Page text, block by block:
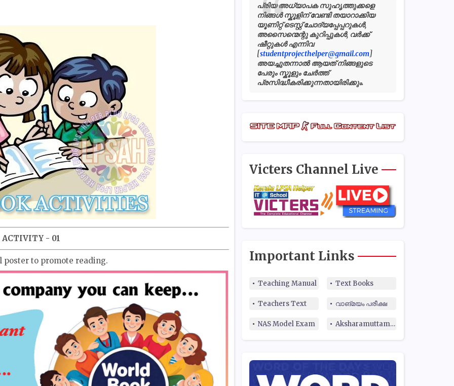
ACTIVITY - 01
to promote reading.
പ്രിയ അധ്യാപക സുഹൃത്തുക്കളെ
നിങ്ങൾ സ്കൂളിന് വേണ്ടി തയാറാക്കിയ
യൂണിറ്റ് ടെസ്റ്റ് ചോദ്യപ്പേപ്പറുകൾ,
അസൈന്മെന്റു കുറിപ്പുകൾ, വർക്ക്
ഷീറ്റുകൾ എന്നിവ
[studentprojecthelper@gmail.com]
അയച്ചുതന്നാൽ ആയത് നിങ്ങളുടെ
പേരും സ്കൂളും ചേർത്ത്
പ്രസിദ്ധീകരിക്കുന്നതായിരിക്കും.
Victers Channel Live
Important Links
Teaching Manual Text Books
Teachers Text വാങ്മയം പരീക്ഷ
NAS Model Exam Aksharamuttam Quiz